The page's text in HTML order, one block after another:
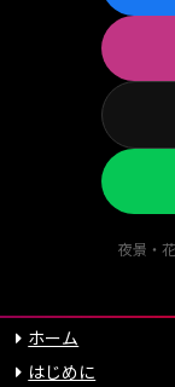
夜景・
ホーム
はじめに